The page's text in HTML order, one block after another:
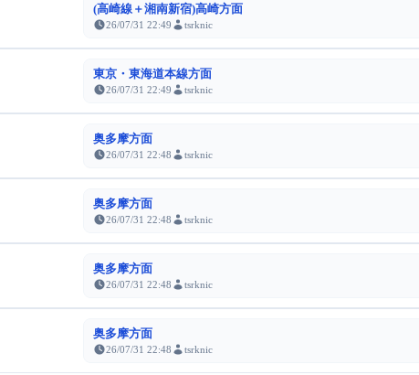
(高崎線＋湘南新宿)高崎方面
26/07/31 22:49 tsrknic
東京・東海道本線方面
26/07/31 22:49 tsrknic
奥多摩方面
26/07/31 22:48 tsrknic
奥多摩方面
26/07/31 22:48 tsrknic
奥多摩方面
26/07/31 22:48 tsrknic
奥多摩方面
26/07/31 22:48 tsrknic